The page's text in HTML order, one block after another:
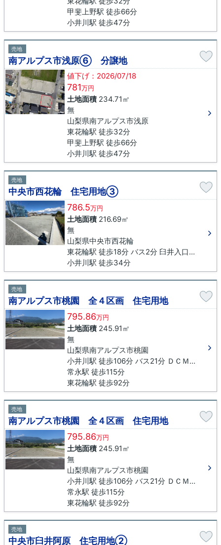
甲斐上野駅 徒歩66分
小井川駅 徒歩47分
売地
南アルプス市浅原⑥ 分譲地
値下げ：2026/07/18
781万円
土地面積234.71㎡
無
山梨県南アルプス市浅原
東花輪駅 徒歩32分
甲斐上野駅 徒歩66分
小井川駅 徒歩47分
売地
中央市西花輪 住宅用地③
786.5万円
土地面積216.69㎡
無
山梨県中央市西花輪
東花輪駅 徒歩18分 バス2分 臼井入口下車 徒歩6分
小井川駅 徒歩34分
売地
南アルプス市桃園 全４区画 住宅用地
795.86万円
土地面積245.91㎡
無
山梨県南アルプス市桃園
小井川駅 徒歩106分 バス21分 ＤＣＭ櫛形店下車 徒歩4分
常永駅 徒歩115分
東花輪駅 徒歩92分
売地
南アルプス市桃園 全４区画 住宅用地
795.86万円
土地面積245.91㎡
無
山梨県南アルプス市桃園
小井川駅 徒歩106分 バス21分 ＤＣＭ櫛形店下車 徒歩4分
常永駅 徒歩115分
東花輪駅 徒歩92分
売地
中央市臼井阿原 住宅用地②